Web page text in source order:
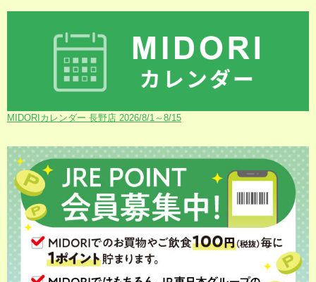
MIDORIカレンダー 長野店 2026/8/1～8/15